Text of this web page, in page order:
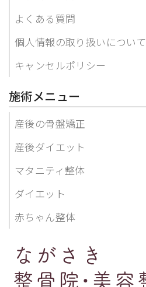
よくある質問
個人情報の取り扱いについて
キャンセルポリシー
施術メニュー
産後の骨盤矯正
産後ダイエット
マタニティ整体
ダイエット
赤ちゃん整体